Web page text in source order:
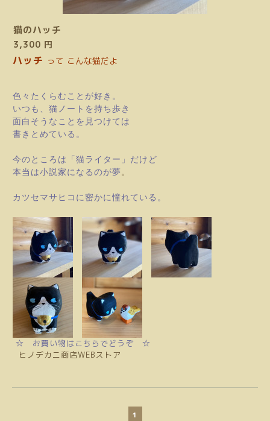
猫のハッチ
3,300 円
ハッチ って こんな猫だよ
色々たくらむことが好き。
いつも、猫ノートを持ち歩き
面白そうなことを見つけては
書きとめている。
今のところは「猫ライター」だけど
本当は小説家になるのが夢 。
カツセマサヒコに 密かに憧れている。
☆ お買い物はこちらでどうぞ ☆
ヒノデカニ商店WEBストア
1